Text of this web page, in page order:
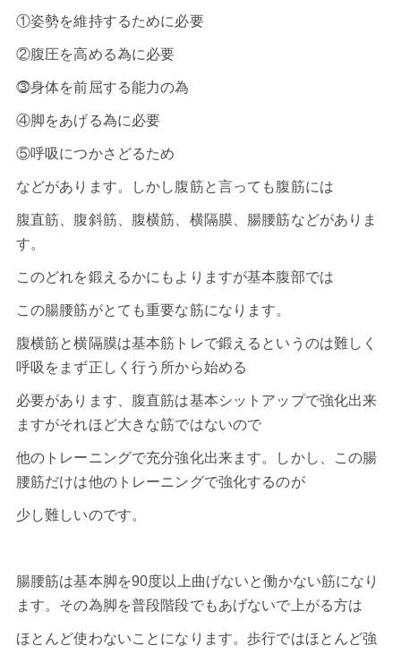
①姿勢を維持するために必要
②腹圧を高める為に必要
⓷身体を前屈する能力の為
④脚をあげる為に必要
⑤呼吸につかさどるため
などがあります。しかし腹筋と言っても腹筋には
腹直筋、腹斜筋、腹横筋、横隔膜、腸腰筋などがありま
す。
このどれを鍛えるかにもよりますが基本腹部では
この腸腰筋がとても重要な筋になります。
腹横筋と横隔膜は基本筋トレで鍛えるというのは難しく
呼吸をまず正しく行う所から始める
必要があります、腹直筋は基本シットアップで強化出来
ますがそれほど大きな筋ではないので
他のトレーニングで充分強化出来ます。しかし、この腸
腰筋だけは他のトレーニングで強化するのが
少し難しいのです。
腸腰筋は基本脚を90度以上曲げないと働かない筋になり
ます。その為脚を普段階段でもあげないで上がる方は
ほとんど使わないことになります。歩行ではほとんど強